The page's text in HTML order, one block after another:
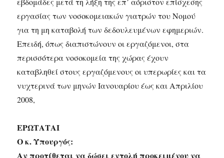
εργασίας των νοσοκομειακών γιατρών του Νομού
για τη μη καταβολή των δεδουλευμένων εφημεριών.
Επειδή, όπως διαπιστώνουν οι εργαζόμενοι, στα
περισσότερα νοσοκομεία της χώρας έχουν
καταβληθεί στους εργαζόμενους οι υπερωρίες και τα
νυχτερινά των μηνών Ιανουαρίου έως και Απριλίου
2008,
ΕΡΩΤΑΤΑΙ
Ο κ. Υπουργός:
Αν προτίθεται να δώσει εντολή προκειμένου να